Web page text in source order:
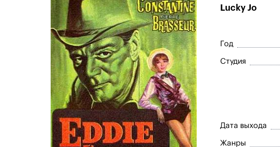
Lucky Jo
Год
Студия
Дата выхода
Жанры